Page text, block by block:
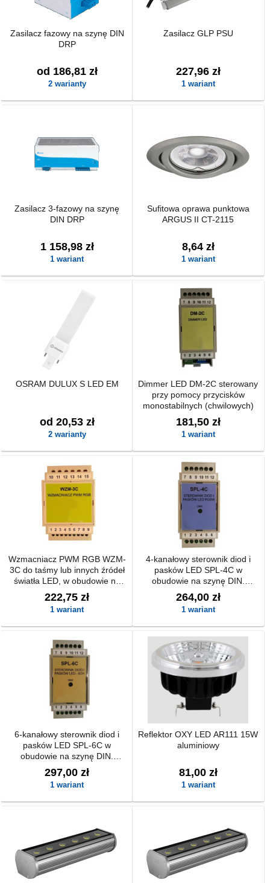
Zasilacz fazowy na szynę DIN
DRP
od 186,81 zł
2 warianty
Zasilacz GLP PSU
227,96 zł
1 wariant
Zasilacz 3-fazowy na szynę
DIN DRP
1 158,98 zł
1 wariant
Sufitowa oprawa punktowa
ARGUS II CT-2115
8,64 zł
1 wariant
OSRAM DULUX S LED EM
od 20,53 zł
2 warianty
Dimmer LED DM-2C sterowany
przy pomocy przycisków
monostabilnych (chwilowych)
181,50 zł
1 wariant
Wzmacniacz PWM RGB WZM-
3C do taśmy lub innych źródeł
światła LED, w obudowie na
szynę DIN.
222,75 zł
1 wariant
4-kanałowy sterownik diod i
pasków LED SPL-4C w
obudowie na szynę DIN.
Sterowany za pomocą
protokołu DMX.
264,00 zł
1 wariant
6-kanałowy sterownik diod i
pasków LED SPL-6C w
obudowie na szynę DIN.
Sterowany za pomocą
protokołu DMX.
297,00 zł
1 wariant
Reflektor OXY LED AR111 15W
aluminiowy
81,00 zł
1 wariant